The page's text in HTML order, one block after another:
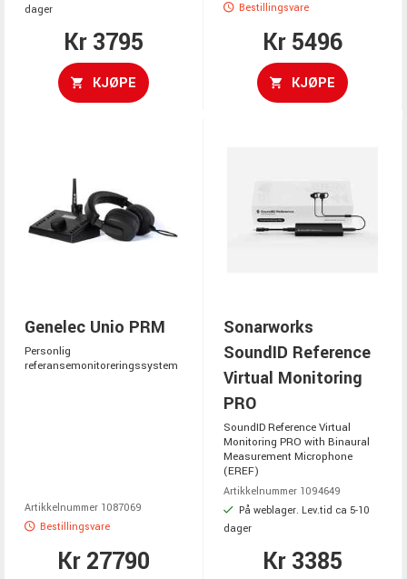
dager
Kr 3795
KJØPE
Bestillingsvare
Kr 5496
KJØPE
Genelec Unio PRM
Personlig
referansemonitoreringssystem
Artikkelnummer 1087069
Bestillingsvare
Kr 27790
Sonarworks
SoundID Reference
Virtual Monitoring
PRO
SoundID Reference Virtual
Monitoring PRO with Binaural
Measurement Microphone
(EREF)
Artikkelnummer 1094649
På weblager. Lev.tid ca 5-10
dager
Kr 3385